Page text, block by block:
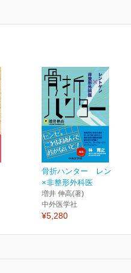
骨折ハンター レントゲン
×非整形外科医
増井 伸高(著)
中外医学社
¥5,280